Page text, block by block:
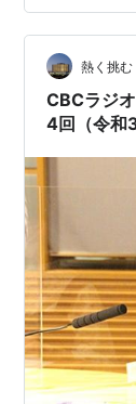
ンタイムと
早速予約を
らとりまし
たので電話
はNGでし
熱く挑む
CBCラジ
4回（令和